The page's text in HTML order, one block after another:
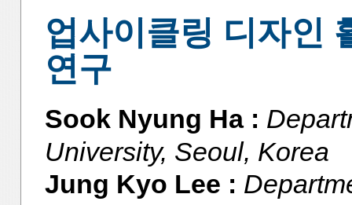
업사이클링 디자인
연구
Sook Nyung Ha :
University, Seoul, Korea
Jung Kyo Lee :